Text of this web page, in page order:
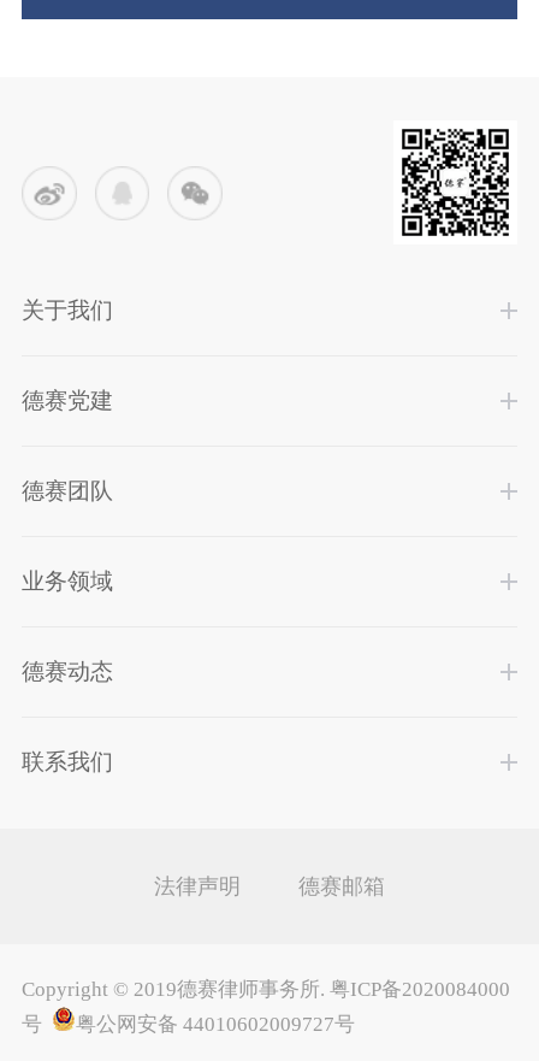
关于我们
德赛党建
德赛团队
业务领域
德赛动态
联系我们
法律声明 德赛邮箱
Copyright © 2019德赛律师事务所. 粤ICP备2020084000
号
粤公网安备 44010602009727号